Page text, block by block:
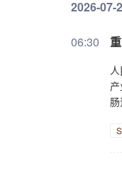
2026-07-
06:30